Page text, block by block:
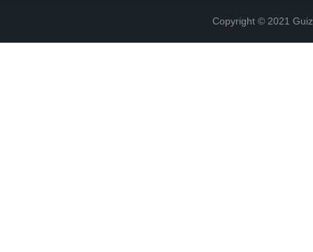
Copyright © 2021